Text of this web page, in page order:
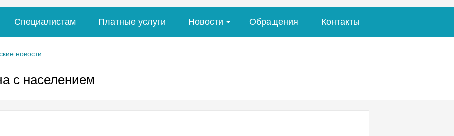
Специалистам Платные услуги Новости Обращения Контакты
новости
с населением